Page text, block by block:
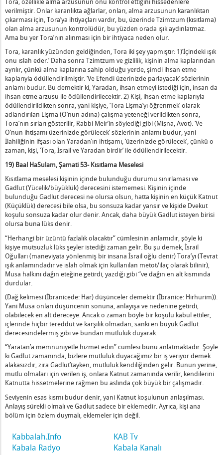
verilmiştir. Onlar karanlıkta ağlarlar, onları, alma arzusunun karanlıktan
çıkarması için, Tora’ya ihtiyaçları vardır, bu, üzerinde Tzimtzum (kısıtlama)
olan alma arzusunun kontrolüdür, bu yüzden orada ışık aydınlatmaz.
Ama bu yer Tora’nın alınması için bir ihtiyaca neden olur.
Tora, karanlık yüzünden geldiğinden, Tora iki şey yapmıştır: 1)’İçindeki ışık
onu ıslah eder.’ Daha sonra Tzimtzum ve gizlilik, kişinin alma kaplarından
ayrılır, çünkü alma kaplarına sahip olduğu yerde, şimdi ihsan etme
kaplarıyla ödüllendirilmiştir. ‘Ve Efendi üzerinizde parlayacak’ sözlerinin
anlamı budur. Bu demektir ki, Yaradan, ihsan etmeyi istediği için, insan da
ihsan etme arzusu ile ödüllendirilecektir. 2) Kişi, ihsan etme kaplarıyla
ödüllendirildikten sonra, yani kişiye, ‘Tora Lişma’yı öğrenmek’ olarak
adlandırılan Lişma (O’nun adına) çalışma yeteneği verildikten sonra,
Tora’nın sırları gösterilir, Rabbi Meir’in söylediği gibi (Mişna, Avot). ‘Ve
O’nun ihtişamı üzerinizde görülecek’ sözlerinin anlamı budur, yani
İlahiliğinin ifşası olan Yaradan’ın ihtişamı, ‘üzerinizde görülecek’, çünkü o
zaman, kişi, ‘Tora, İsrail ve Yaradan birdir’ ile ödüllendirilecektir.
19) Baal HaSulam, Şamati 53- Kısıtlama Meselesi
Kısıtlama meselesi kişinin içinde bulunduğu durumu sınırlaması ve
Gadlut (Yücelik/büyüklük) derecesini istememesi. Kişinin içinde
bulunduğu Gadlut derecesi ne olursa olsun, hatta kişinin en küçük Katnut
(Küçüklük) derecesi bile olsa, bu sonsuza kadar yansır ve kişide Dvekut
koşulu sonsuza kadar olur denir. Ancak, daha büyük Gadlut isteyen birisi
olursa buna lüks denir.
“Herhangi bir üzüntü fazlalık olacaktır” cümlesinin anlamıdır, şöyle ki
kişiye mutsuzluk lüks şeyler istediği zaman gelir. Bu şu demek, İsrail
Oğulları (maneviyata yönlenmiş bir insana İsrail oğlu denir) Tora’yı (Tevrat
ışık anlamındadır ve ıslah olmak için kullanılan metot/ilaç olarak bilinir),
Musa halkını dağın eteğine getirdi, yazdığı gibi “ve dağın en alt kısmında
durdular.
(Dağ kelimesi (İbranicede: Har) düşünceler demektir (İbranice: Hirhurim)).
Yani Musa onları düşüncenin sonuna, anlayışa ve nedenine getirdi,
olabilecek en alt dereceye. Ancak o zaman böyle bir koşulu kabul ettiler,
içlerinde hiçbir tereddüt ve karşılık olmadan, sanki en büyük Gadlut
derecesindelermiş gibi ve bundan mutluluk duyarak.
“Yaratan’a memnuniyetle hizmet edin” cümlesi bunu anlatmaktadır. Şöyle
ki Gadlut zamanında, bizlere mutluluk duyacağımız bir iş veriyor demek
alakasızdır, zira Gadlut’tayken, mutluluk kendiliğinden gelir. Bunun yerine,
mutlu olmaları için verilen iş, onlara Katnut zamanında verilir, kendilerini
Katnutta hissetmelerine rağmen bu aslında çok büyük bir çalışmadır.
Seviyenin esas kısmı budur denir, yani Katnut koşulunun anlaşılması.
Anlayış sürekli olmalı ve Gadlut sadece bir eklemedir. Ayrıca, kişi ana
bölüm için özlem duymalı, eklemeler için değil.
Kabbalah.Info
KAB Tv
Kabala Radyo
Kabala Kanalı